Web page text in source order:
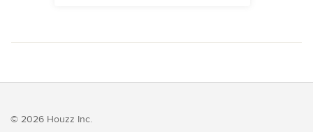
© 2026 Houzz Inc.